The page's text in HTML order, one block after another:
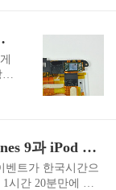
허
이 있었다!
하
했
Apple 미디어 이벤트의 주인공은 iTunes 9과 iPod Nano
벤트가 한국시간으
시간 20분만에 마